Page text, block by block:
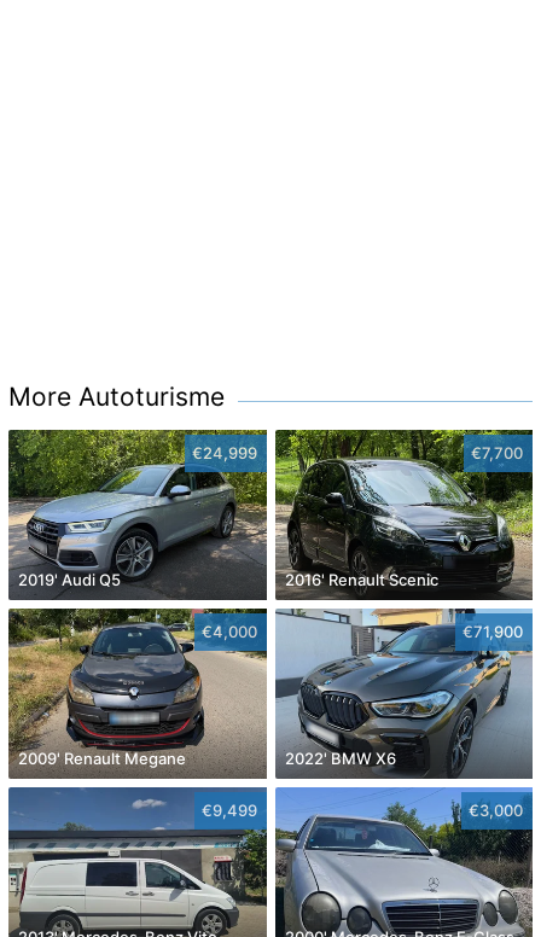
More Autoturisme
€24,999
2019' Audi Q5
€7,700
2016' Renault Scenic
€4,000
2009' Renault Megane
€71,900
2022' BMW X6
€9,499 €3,000